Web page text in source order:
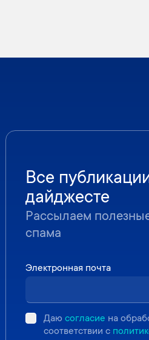
Все
дайджесте
Рассылаем
спама
Электронная почта
Даю согласие на
соответствии с